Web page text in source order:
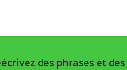
des phrases et des